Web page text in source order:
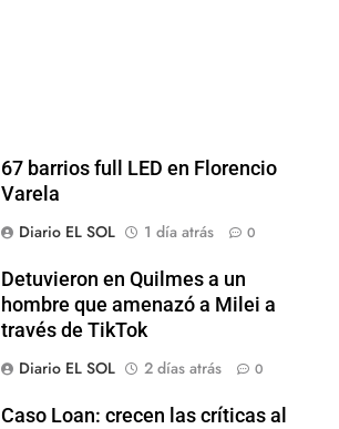
67 barrios full LED en Florencio
Varela
Diario EL SOL
1 día atrás 0
Detuvieron en Quilmes a un
hombre que amenazó a Milei a
través de TikTok
Diario EL SOL
2 días atrás 0
Caso Loan: crecen las críticas al